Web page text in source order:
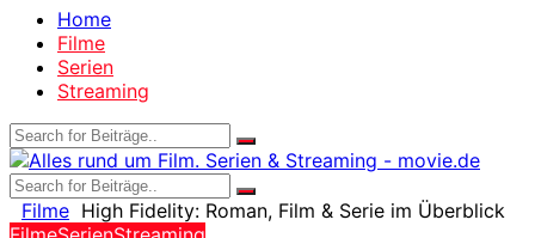
Home
Filme
Serien
Streaming
Filme High Fidelity: Roman, Film & Serie im Überblick